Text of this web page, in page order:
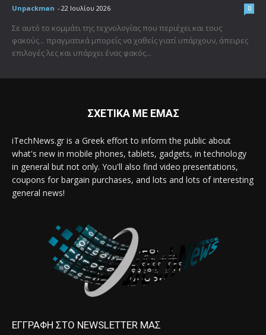
Unpackman - 22 Ιουλίου 2026 0
Σε αυτό το κομμάτι της τεχνολογίας που περιέχει και τους
φακούς... πραγματικά μπορείς να χαθείς γιατί υπάρχουν, άπειρες
επιλογές λες και υπάρχει ένας φακός...
ΣΧΕΤΙΚΑ ΜΕ ΕΜΑΣ
iTechNews.gr is a Greek effort to inform the public about
what's new in mobile phones, tablets, gadgets, in technology
in general but not only. You'll also find video presentations,
coupons for bargain purchases, and lots and lots of interesting
general news!
ΕΓΓΡΑΦΗ ΣΤΟ NEWSLETTER ΜΑΣ